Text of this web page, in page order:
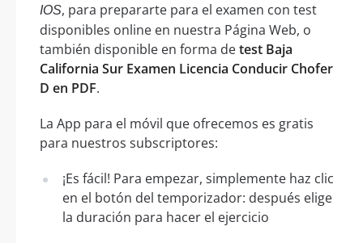
IOS, para prepararte para el examen con test
disponibles online en nuestra Página Web, o
también disponible en forma detest Baja
California Sur Examen Licencia Conducir Chofer
D en PDF.
La App para el móvil que ofrecemos es gratis
para nuestros subscriptores:
¡Es fácil! Para empezar, simplemente haz clic
en el botón del temporizador: después elige
la duración para hacer el ejercicio